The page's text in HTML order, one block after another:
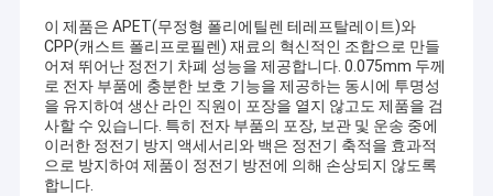
이 제품은 APET(무정형 폴리에틸렌 테레프탈레이트)와
CPP(캐스트 폴리프로필렌) 재료의 혁신적인 조합으로 만들
어져 뛰어난 정전기 차폐 성능을 제공합니다. 0.075mm 두께
로 전자 부품에 충분한 보호 기능을 제공하는 동시에 투명성
을 유지하여 생산 라인 직원이 포장을 열지 않고도 제품을 검
사할 수 있습니다. 특히 전자 부품의 포장, 보관 및 운송 중에
이러한 정전기 방지 액세서리와 백은 정전기 축적을 효과적
으로 방지하여 제품이 정전기 방전에 의해 손상되지 않도록
합니다.